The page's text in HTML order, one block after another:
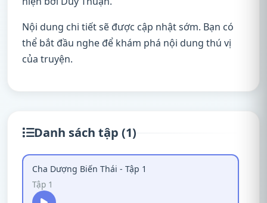
Nội dung chi tiết sẽ được cập nhật sớm. Bạn có
thể bắt đầu nghe để khám phá nội dung thú vị
của truyện.
Danh sách tập (1)
Cha Dượng Biến Thái - Tập 1
Tập 1